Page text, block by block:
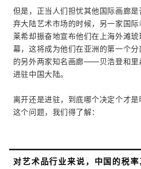
但是，正当人们担忧其他国际画廊
弃大陆艺术市场的时候，另一家国
莱希却振奋地宣布他们在上海外滩
幕，这将成为他们在亚洲的第一个
的另外两家知名画廊——贝浩登和里
进驻中国大陆。
离开还是进驻，到底哪个决定个才
这个问题，我们得了解：
对艺术品行业来说，中国的税